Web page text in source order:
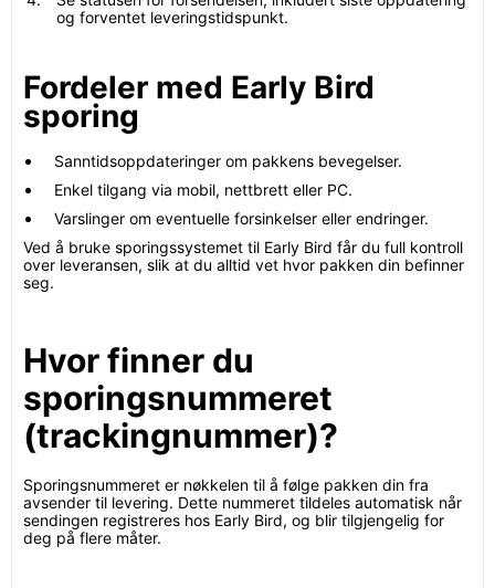
og forventet leveringstidspunkt.
Fordeler med Early Bird
sporing
Sanntidsoppdateringer om pakkens bevegelser.
Enkel tilgang via mobil, nettbrett eller PC.
Varslinger om eventuelle forsinkelser eller endringer.
Ved å bruke sporingssystemet til Early Bird får du full kontroll
over leveransen, slik at du alltid vet hvor pakken din befinner
seg.
Hvor finner du
sporingsnummeret
(trackingnummer)?
Sporingsnummeret er nøkkelen til å følge pakken din fra
avsender til levering. Dette nummeret tildeles automatisk når
sendingen registreres hos Early Bird, og blir tilgjengelig for
deg på flere måter.